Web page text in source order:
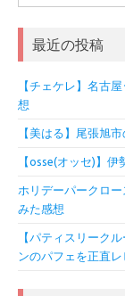
索:
最近の投稿
【チェケレ】名古
想
【美はる】尾張旭
【osse(オッセ)】
ホリデーパークロ
みた感想
【パティスリーク
ンのパフェを正直レ